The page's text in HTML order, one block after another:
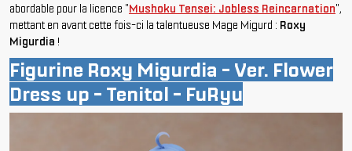
abordable pour la licence "Mushoku Tensei: Jobless Reincarnation",
mettant en avant cette fois-ci la talentueuse Mage Migurd : Roxy
Migurdia !
Figurine Roxy Migurdia - Ver. Flower
Dress up - Tenitol - FuRyu